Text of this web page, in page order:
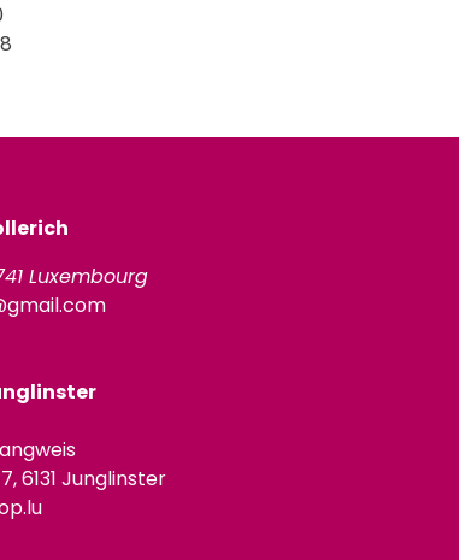
Luxembourg
6131 Junglinster